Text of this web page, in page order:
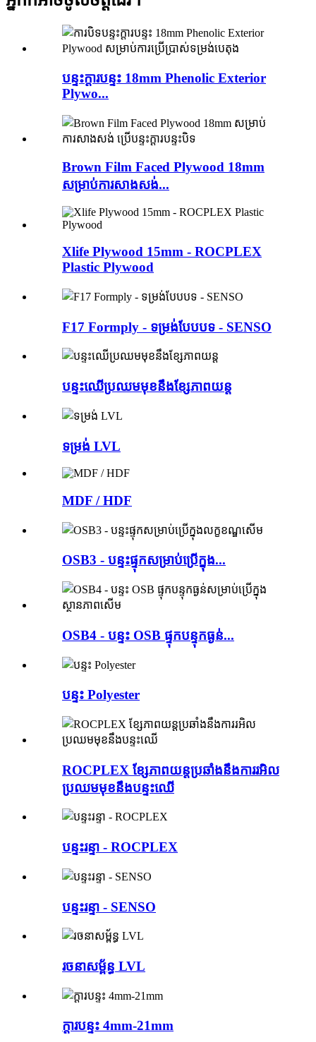
បន្ទះក្តារបន្ទះ 18mm Phenolic Exterior
Plywo...
Brown Film Faced Plywood 18mm
សម្រាប់ការសាងសង់...
Xlife Plywood 15mm - ROCPLEX
Plastic Plywood
F17 Formply - ទម្រង់បែបបទ - SENSO
បន្ទះឈើប្រឈមមុខនឹងខ្សែភាពយន្ត
ទម្រង់ LVL
MDF / HDF
OSB3 - បន្ទះផ្ទុកសម្រាប់ប្រើក្នុង...
OSB4 - បន្ទះ OSB ផ្ទុកបន្ទុកធ្ងន់...
បន្ទះ Polyester
ROCPLEX ខ្សែភាពយន្តប្រឆាំងនឹងការរអិល
ប្រឈមមុខនឹងបន្ទះឈើ
បន្ទះរន្ទា - ROCPLEX
បន្ទះរន្ទា - SENSO
រចនាសម្ព័ន្ធ LVL
ក្តារបន្ទះ 4mm-21mm